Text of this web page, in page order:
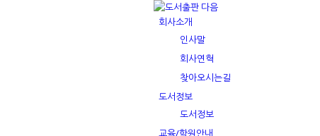
회사소개
인사말
회사연혁
찾아오시는길
도서정보
도서정보
교육/학원안내